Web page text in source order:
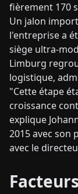
fièrement 170
Un jalon
l'entreprise a
siège ultra-
Limburg
logistique,
"Cette étape
croissance
explique
2015 avec son
avec le